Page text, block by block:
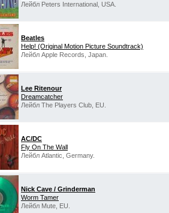
Лейбл Peters International, USA.
Beatles
Help! (Original Motion Picture Soundtrack)
Лейбл Apple Records, Japan.
Lee Ritenour
Dreamcatcher
Лейбл The Players Club, EU.
AC/DC
Fly On The Wall
Лейбл Atlantic, Germany.
Nick Cave / Grinderman
Worm Tamer
Лейбл Mute, EU.